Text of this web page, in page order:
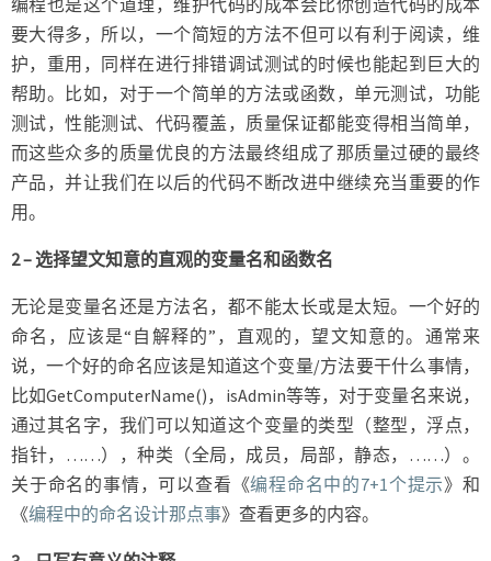
编程也是这个道理，维护代码的成本会比你创造代码的成本
要大得多，所以，一个简短的方法不但可以有利于阅读，维
护，重用，同样在进行排错调试测试的时候也能起到巨大的
帮助。比如，对于一个简单的方法或函数，单元测试，功能
测试，性能测试、代码覆盖，质量保证都能变得相当简单，
而这些众多的质量优良的方法最终组成了那质量过硬的最终
产品，并让我们在以后的代码不断改进中继续充当重要的作
用。
2 – 选择望文知意的直观的变量名和函数名
无论是变量名还是方法名，都不能太长或是太短。一个好的
命名，应该是“自解释的”，直观的，望文知意的。通常来
说，一个好的命名应该是知道这个变量/方法要干什么事情，
比如GetComputerName()，isAdmin等等，对于变量名来说，
通过其名字，我们可以知道这个变量的类型（整型，浮点，
指针，……），种类（全局，成员，局部，静态，……）。
关于命名的事情，可以查看《编程命名中的7+1个提示》和
《编程中的命名设计那点事》查看更多的内容。